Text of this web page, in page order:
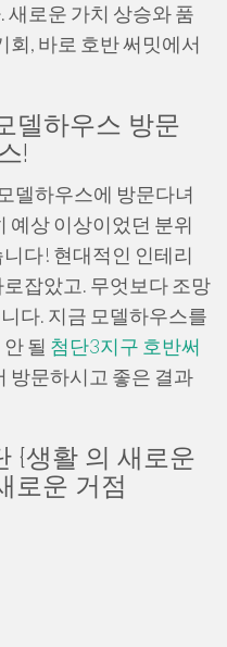
새로운 가치 상승와 품
회, 바로 호반 써밋에서
델하우스 방문
!
델하우스에 방문다녀
예상 이상이었던 분위
다! 현대적인 인테리
잡았고. 무엇보다 조망
다. 지금 모델하우스를
될 첨단3지구 호반써
방문하시고 좋은 결과
{생활 의 새로운
로운 거점